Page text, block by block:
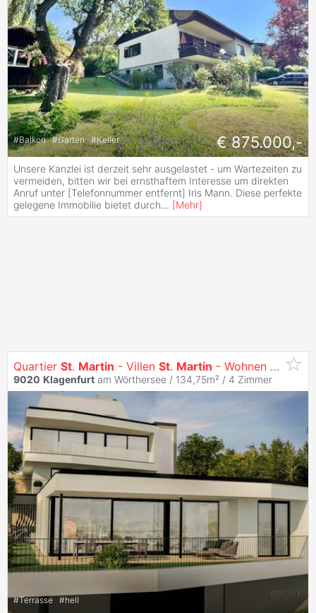
#Balkon #Garten #Keller € 875.000,-
Unsere Kanzlei ist derzeit sehr ausgelastet - um Wartezeiten zu
vermeiden, bitten wir bei ernsthaftem Interesse um direkten
Anruf unter [Telefonnummer entfernt] Iris Mann. Diese perfekte
gelegene Immobilie bietet durch... [Mehr]
Quartier St. Martin - Villen St. Martin - Wohnen mit Ausblick
9020 Klagenfurt am Wörthersee / 134,75m² / 4 Zimmer
#Terrasse #hell